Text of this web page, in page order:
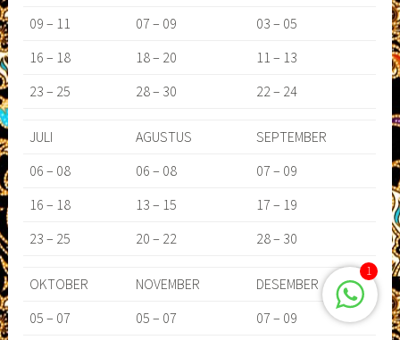
09 – 11
07 – 09
03 – 05
16 – 18
18 – 20
11 – 13
23 – 25
28 – 30 22 – 24
JULI AGUSTUS
SEPTEMBER
06 – 08
06 – 08
07 – 09
16 – 18
13 – 15
17 – 19
23 – 25
20 – 22 28 – 30
OKTOBER NOVEMBER
DESEMBER
05 – 07
05 – 07 07 – 09
1